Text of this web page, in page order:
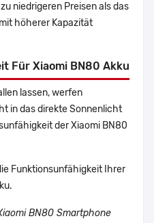
niedrigeren Preisen als das
höherer Kapazität
Für Xiaomi BN80 Akku
lassen, werfen
in das direkte Sonnenlicht
der Xiaomi BN80
Funktionsunfähigkeit Ihrer
BN80 Smartphone